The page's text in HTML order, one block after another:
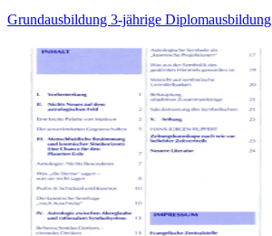
Grundausbildung 3-jährige Diplomausbildung